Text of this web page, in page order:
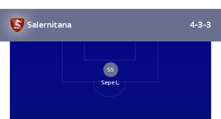
Salernitana 4-3-3
55
Sepe L.